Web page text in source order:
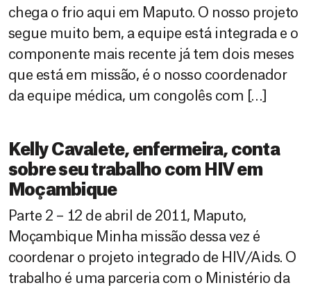
chega o frio aqui em Maputo. O nosso projeto
segue muito bem, a equipe está integrada e o
componente mais recente já tem dois meses
que está em missão, é o nosso coordenador
da equipe médica, um congolês com […]
Kelly Cavalete, enfermeira, conta
sobre seu trabalho com HIV em
Moçambique
Parte 2 – 12 de abril de 2011, Maputo,
Moçambique Minha missão dessa vez é
coordenar o projeto integrado de HIV/Aids. O
trabalho é uma parceria com o Ministério da